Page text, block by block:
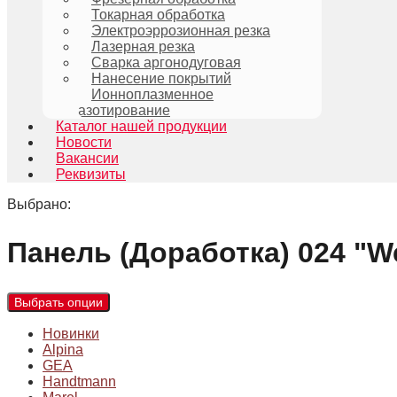
Токарная обработка
Электроэррозионная резка
Лазерная резка
Сварка аргонодуговая
Нанесение покрытий
Ионноплазменное
азотирование
Каталог нашей продукции
Новости
Вакансии
Реквизиты
Выбрано:
Панель (Доработка) 024
Выбрать опции
Новинки
Alpina
GEA
Handtmann